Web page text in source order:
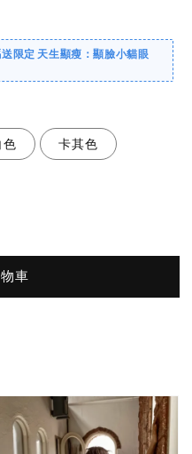
限定 天生顯瘦：顯臉小貓眼
色 卡其色
車